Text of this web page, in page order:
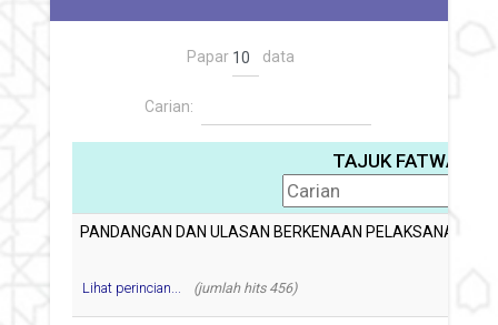
Papar data
Carian:
TAJUK FATWA
Lihat perincian... (jumlah hits 456)